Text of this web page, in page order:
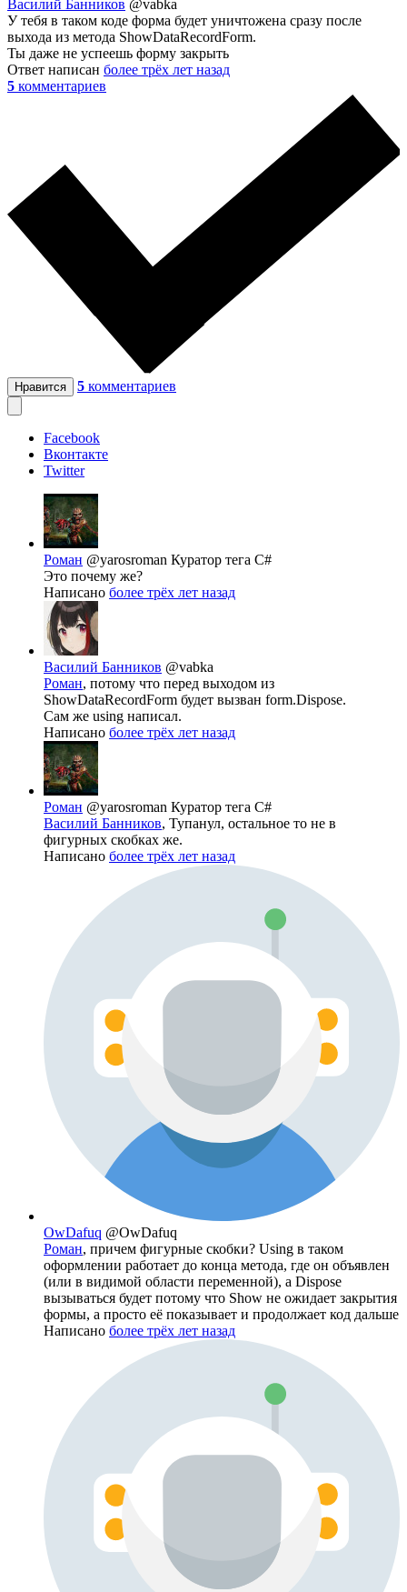
Василий Банников @vabka
У тебя в таком коде форма будет уничтожена сразу после
выхода из метода ShowDataRecordForm.
Ты даже не успеешь форму закрыть
Ответ написан более трёх лет назад
5 комментариев
Нравится 5 комментариев
Facebook
Вконтакте
Twitter
Роман @yarosroman Куратор тега C#
Это почему же?
Написано более трёх лет назад
Василий Банников @vabka
Роман, потому что перед выходом из
ShowDataRecordForm будет вызван form.Dispose.
Сам же using написал.
Написано более трёх лет назад
Роман @yarosroman Куратор тега C#
Василий Банников, Тупанул, остальное то не в
фигурных скобках же.
Написано более трёх лет назад
OwDafuq @OwDafuq
Роман, причем фигурные скобки? Using в таком
оформлении работает до конца метода, где он объявлен
(или в видимой области переменной), а Dispose
вызываться будет потому что Show не ожидает закрытия
формы, а просто её показывает и продолжает код дальше
Написано более трёх лет назад